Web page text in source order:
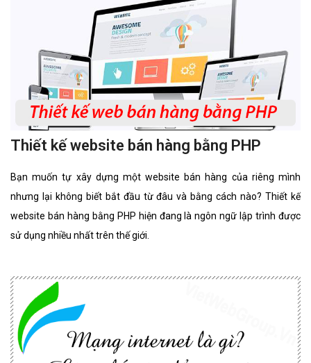
Thiết kế website bán hàng bằng PHP
Bạn muốn tự xây dựng một website bán hàng của riêng mình
nhưng lại không biết bắt đầu từ đâu và bằng cách nào? Thiết kế
website bán hàng bằng PHP hiện đang là ngôn ngữ lập trình được
sử dụng nhiều nhất trên thế giới.